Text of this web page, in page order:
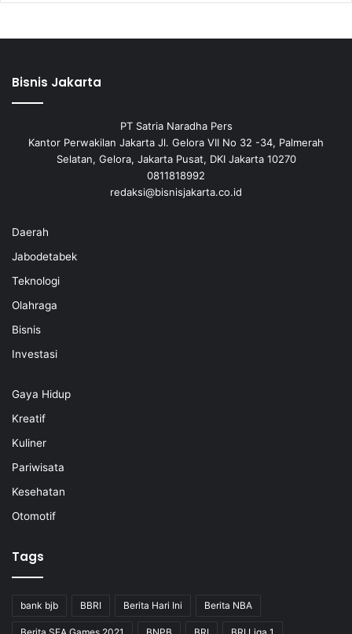
Bisnis Jakarta
PT Satria Naradha Pers
Kantor Perwakilan Jakarta Jl. Gelora VII No 32 -34, Palmerah
Selatan, Gelora, Jakarta Pusat, DKI Jakarta 10270
0811818992
redaksi@bisnisjakarta.co.id
Daerah
Jabodetabek
Teknologi
Olahraga
Bisnis
Investasi
Gaya Hidup
Kreatif
Kuliner
Pariwisata
Kesehatan
Otomotif
Tags
bank bjb BBRI Berita Hari Ini Berita NBA